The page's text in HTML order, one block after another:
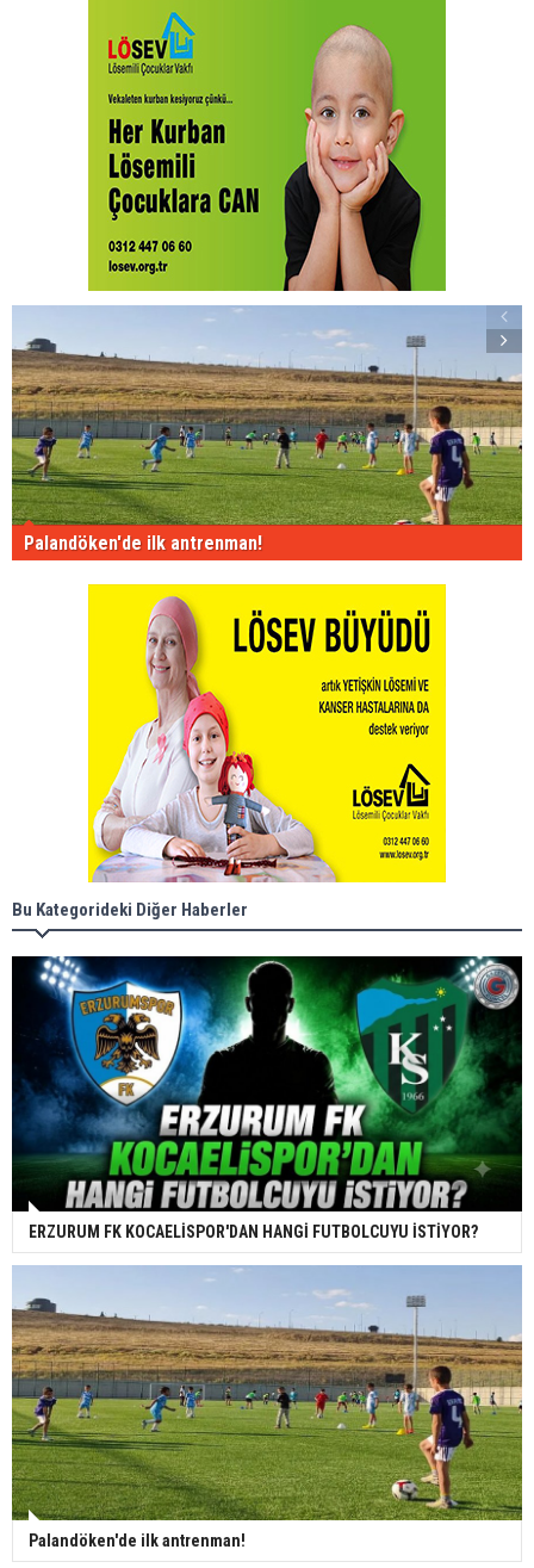
Palandöken'de ilk antrenman!
Bu Kategorideki Diğer Haberler
ERZURUM FK KOCAELİSPOR'DAN HANGİ FUTBOLCUYU İSTİYOR?
Palandöken'de ilk antrenman!